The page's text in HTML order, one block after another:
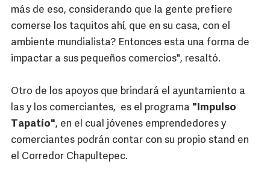
más de eso, considerando que la gente prefiere
comerse los taquitos ahí, que en su casa, con el
ambiente mundialista? Entonces esta una forma de
impactar a sus pequeños comercios", resaltó.
Otro de los apoyos que brindará el ayuntamiento a
las y los comerciantes, es el programa "Impulso
Tapatío", en el cual jóvenes emprendedores y
comerciantes podrán contar con su propio stand en
el Corredor Chapultepec.